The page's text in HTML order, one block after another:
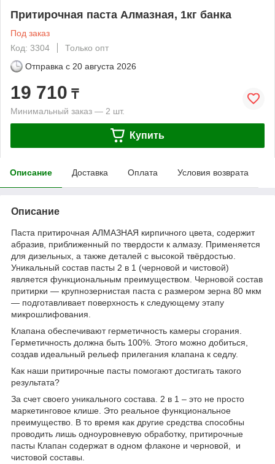
Притирочная паста Алмазная, 1кг банка
Под заказ
Код: 3304
Только опт
Отправка с 20 августа 2026
19 710 ₸
Минимальный заказ — 2 шт.
Купить
Описание Доставка Оплата Условия возврата
Описание
Паста притирочная АЛМАЗНАЯ кирпичного цвета, содержит
абразив, приближенный по твердости к алмазу. Применяется
для дизельных, а также деталей с высокой твёрдостью.
Уникальный состав пасты 2 в 1 (черновой и чистовой)
является функциональным преимуществом. Черновой состав
притирки — крупнозернистая паста с размером зерна 80 мкм
— подготавливает поверхность к следующему этапу
микрошлифования.
Клапана обеспечивают герметичность камеры сгорания.
Герметичность должна быть 100%. Этого можно добиться,
создав идеальный рельеф прилегания клапана к седлу.
Как наши притирочные пасты помогают достигать такого
результата?
За счет своего уникального состава. 2 в 1 – это не просто
маркетинговое клише. Это реальное функциональное
преимущество. В то время как другие средства способны
проводить лишь одноуровневую обработку, притирочные
пасты Клапан содержат в одном флаконе и черновой, и
чистовой составы.